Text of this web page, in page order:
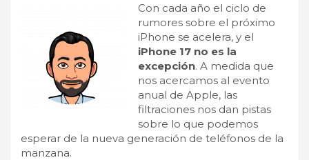
Con cada año el ciclo de
rumores sobre el próximo
iPhone se acelera, y el
iPhone 17 no es la
excepción. A medida que
nos acercamos al evento
anual de Apple, las
filtraciones nos dan pistas
sobre lo que podemos
esperar de la nueva generación de teléfonos de la
manzana.